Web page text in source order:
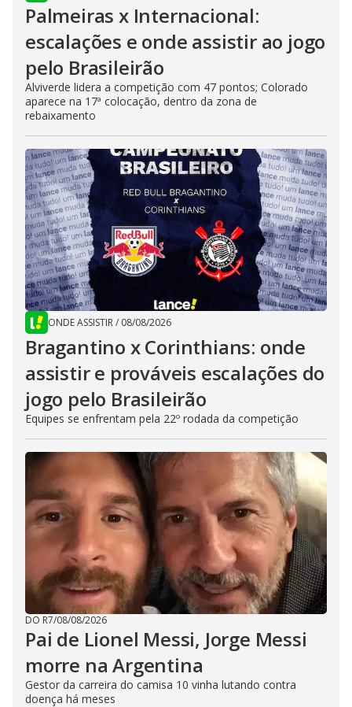
Palmeiras x Internacional:
escalações e onde assistir ao jogo
pelo Brasileirão
Alviverde lidera a competição com 47 pontos; Colorado
aparece na 17ª colocação, dentro da zona de
rebaixamento
ONDE ASSISTIR/ 08/08/2026
Bragantino x Corinthians: onde
assistir e prováveis escalações do
jogo pelo Brasileirão
Equipes se enfrentam pela 22º rodada da competição
DO R7/08/08/2026
Pai de Lionel Messi, Jorge Messi
morre na Argentina
Gestor da carreira do camisa 10 vinha lutando contra
doença há meses